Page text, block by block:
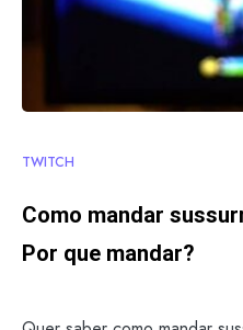
TWITCH
Como mandar
Por que mandar?